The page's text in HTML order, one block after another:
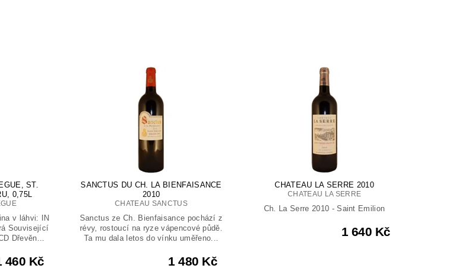
ST.
0,75L
v láhvi: IN
Související
Dřevěn...
460 Kč
SANCTUS DU CH. LA BIENFAISANCE
2010
CHATEAU SANCTUS
Sanctus ze Ch. Bienfaisance pochází z
révy, rostoucí na ryze vápencové půdě.
Ta mu dala letos do vínku uměřeno...
1 480 Kč
CHATEAU LA SERRE 2010
CHATEAU LA SERRE
Ch. La Serre 2010 - Saint Emilion
1 640 Kč